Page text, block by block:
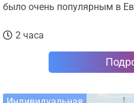
было очень популярным в
2 часа